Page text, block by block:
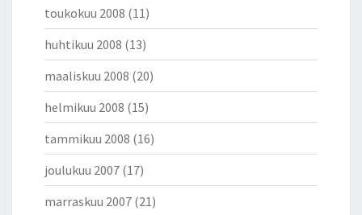
toukokuu 2008 (11)
huhtikuu 2008 (13)
maaliskuu 2008 (20)
helmikuu 2008 (15)
tammikuu 2008 (16)
joulukuu 2007 (17)
marraskuu 2007 (21)